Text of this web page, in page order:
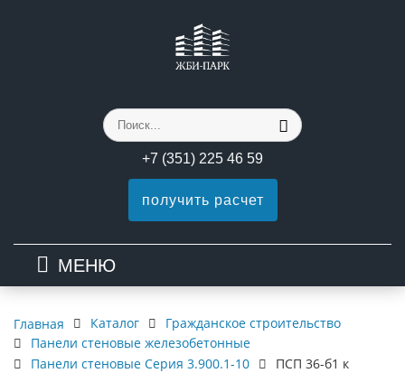
+7 (351) 225 46 59
получить расчет
МЕНЮ
Главная Каталог
Гражданское строительство
Панели стеновые железобетонные
Панели стеновые Серия 3.900.1-10
ПСП 36-б1 к